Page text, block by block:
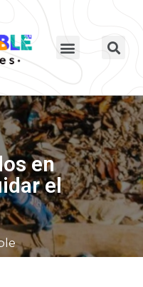
en
el